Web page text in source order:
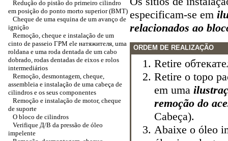
Redução do pistão do primeiro cilindro
em posição do ponto morto superior(ВМТ)
Cheque de uma esquina de um avanço de
ignição
Remoção, cheque e instalação de um
cinto de passeio ГРМ ele натяжителя, uma
roldana e uma roda dentada de um cabo
dobrado, rodas dentadas de eixos e rolos
intermediários
Remoção, desmontagem, cheque,
assembleia e instalação de uma cabeça de
cilindros e os seus componentes
Remoção e instalação de motor, cheque
de suporte
O bloco de cilindros
Verifique Д/В da pressão de óleo
impelente
especificam-se em
relacionados ao
ORDEM DE REALIZAÇÃO
Retire
Retire o topo
em uma
remoção do
Cabeça).
Abaixe o óleo